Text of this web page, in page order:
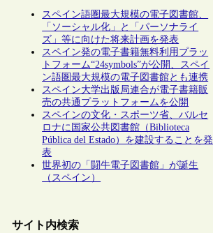
スペイン語圏最大規模の電子図書館、
「ソーシャル化」と「パーソナライ
ズ」等に向けた将来計画を発表
スペイン発の電子書籍無料利用プラッ
トフォーム“24symbols”が公開、スペイ
ン語圏最大規模の電子図書館とも連携
スペイン大学出版局連合が電子書籍販
売の共通プラットフォームを公開
スペインの文化・スポーツ省、バルセ
ロナに国家公共図書館（Biblioteca
Pública del Estado）を建設することを発
表
世界初の「闘牛電子図書館」が誕生
（スペイン）
サイト内検索